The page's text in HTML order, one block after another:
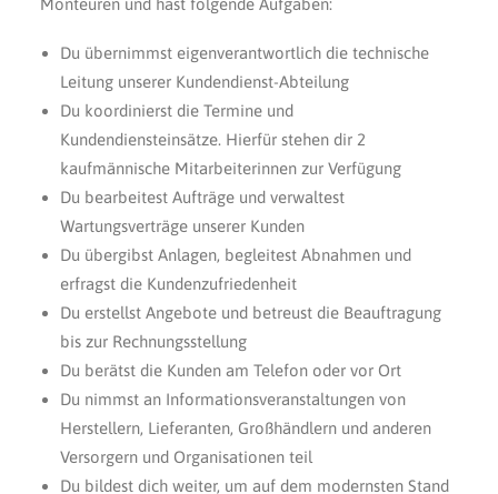
Monteuren und hast folgende Aufgaben:
Du übernimmst eigenverantwortlich die technische
Leitung unserer Kundendienst-Abteilung
Du koordinierst die Termine und
Kundendiensteinsätze. Hierfür stehen dir 2
kaufmännische Mitarbeiterinnen zur Verfügung
Du bearbeitest Aufträge und verwaltest
Wartungsverträge unserer Kunden
Du übergibst Anlagen, begleitest Abnahmen und
erfragst die Kundenzufriedenheit
Du erstellst Angebote und betreust die Beauftragung
bis zur Rechnungsstellung
Du berätst die Kunden am Telefon oder vor Ort
Du nimmst an Informationsveranstaltungen von
Herstellern, Lieferanten, Großhändlern und anderen
Versorgern und Organisationen teil
Du bildest dich weiter, um auf dem modernsten Stand